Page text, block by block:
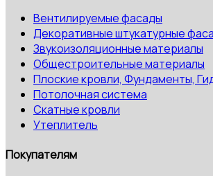
Вентилируемые фасады
Декоративные штукатурные
Звукоизоляционные материалы
Общестроительные материалы
Плоские кровли, Фундаменты,
Потолочная система
Скатные кровли
Утеплитель
Покупателям